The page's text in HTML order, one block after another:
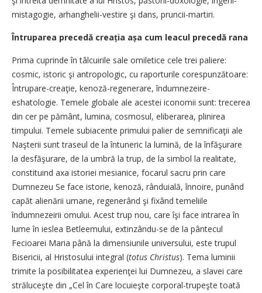
mistagogie, arhanghelii-vestire şi dans, pruncii-martiri.
Întruparea precedă creația așa cum leacul precedă rana
Prima cuprinde în tâlcuirile sale omiletice cele trei paliere:
cosmic, istoric şi antropologic, cu raporturile corespunzătoare:
Întrupare-creaţie, kenoză-regenerare, îndumnezeire-
eshatologie. Temele globale ale acestei iconomii sunt: trecerea
din cer pe pământ, lumina, cosmosul, eliberarea, plinirea
timpului. Temele subiacente primului palier de semnificaţii ale
Naşterii sunt traseul de la întuneric la lumină, de la înfăşurare
la desfăşurare, de la umbră la trup, de la simbol la realitate,
constituind axa istoriei mesianice, focarul sacru prin care
Dumnezeu Se face istorie, kenoză, rânduială, înnoire, punând
capăt alienării umane, regenerând şi fixând temeliile
îndumnezeirii omului. Acest trup nou, care îşi face intrarea în
lume în ieslea Betleemului, extinzându-se de la pântecul
Fecioarei Maria până la dimensiunile universului, este trupul
Bisericii, al Hristosului integral (totus Christus). Tema luminii
trimite la posibilitatea experienţei lui Dumnezeu, a slavei care
străluceşte din „Cel în Care locuieşte corporal-trupeşte toată